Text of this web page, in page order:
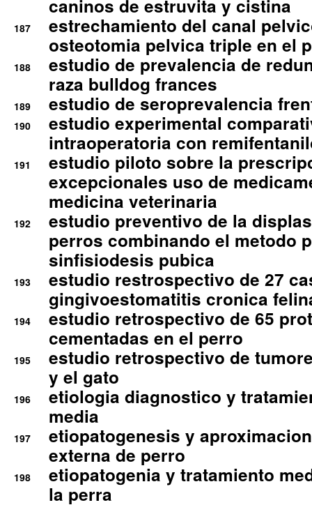
caninos de estruvita y cistina
187
estrechamiento del canal
osteotomia pelvica triple en el
188
estudio de prevalencia de
raza bulldog frances
189 estudio de seroprevalencia
190
estudio experimental
intraoperatoria con
191
estudio piloto sobre la
excepcionales uso de
medicina veterinaria
192
estudio preventivo de la
perros combinando el metodo
sinfisiodesis pubica
193
estudio restrospectivo de 27
gingivoestomatitis cronica
194
estudio retrospectivo de 65
cementadas en el perro
195
estudio retrospectivo de
y el gato
196
etiologia diagnostico y
media
197
etiopatogenesis y
externa de perro
198
etiopatogenia y tratamiento
la perra